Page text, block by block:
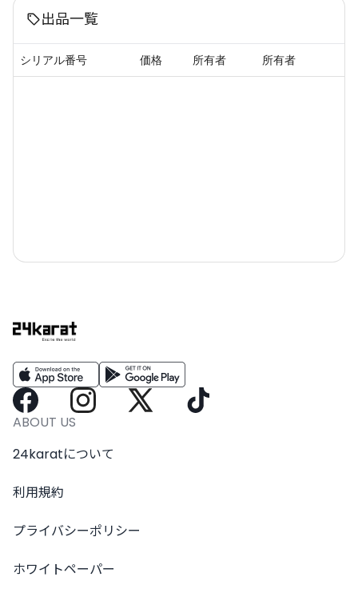
出品一覧
シリアル番号 価格 所有者 所有者
ABOUT US
24karatについて
利用規約
プライバシーポリシー
ホワイトペーパー